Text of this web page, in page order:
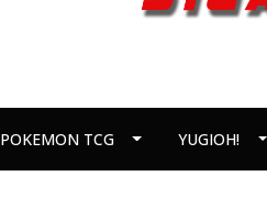
POKEMON TCG YUGIOH!